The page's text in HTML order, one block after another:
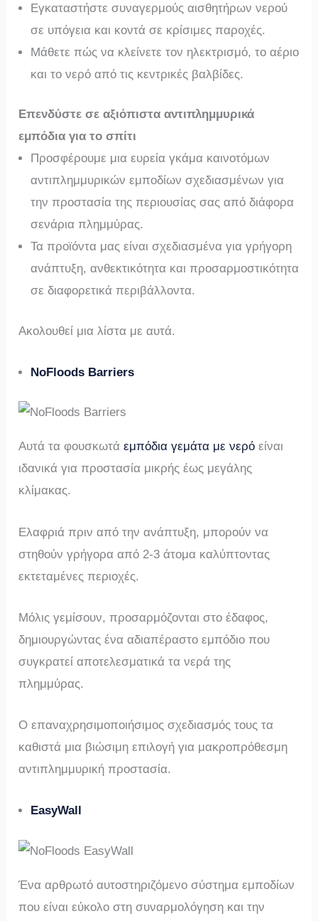
Εγκαταστήστε συναγερμούς αισθητήρων νερού
σε υπόγεια και κοντά σε κρίσιμες παροχές.
Μάθετε πώς να κλείνετε τον ηλεκτρισμό, το αέριο
και το νερό από τις κεντρικές βαλβίδες.
Επενδύστε σε αξιόπιστα αντιπλημμυρικά
εμπόδια για το σπίτι
Προσφέρουμε μια ευρεία γκάμα καινοτόμων
αντιπλημμυρικών εμποδίων σχεδιασμένων για
την προστασία της περιουσίας σας από διάφορα
σενάρια πλημμύρας.
Τα προϊόντα μας είναι σχεδιασμένα για γρήγορη
ανάπτυξη, ανθεκτικότητα και προσαρμοστικότητα
σε διαφορετικά περιβάλλοντα.
Ακολουθεί μια λίστα με αυτά.
NoFloods Barriers
Αυτά τα φουσκωτάεμπόδια γεμάτα με νερό είναι
ιδανικά για προστασία μικρής έως μεγάλης
κλίμακας.
Ελαφριά πριν από την ανάπτυξη, μπορούν να
στηθούν γρήγορα από 2-3 άτομα καλύπτοντας
εκτεταμένες περιοχές.
Μόλις γεμίσουν, προσαρμόζονται στο έδαφος,
δημιουργώντας ένα αδιαπέραστο εμπόδιο που
συγκρατεί αποτελεσματικά τα νερά της
πλημμύρας.
Ο επαναχρησιμοποιήσιμος σχεδιασμός τους τα
καθιστά μια βιώσιμη επιλογή για μακροπρόθεσμη
αντιπλημμυρική προστασία.
EasyWall
Ένα αρθρωτό αυτοστηριζόμενο σύστημα εμποδίων
που είναι εύκολο στη συναρμολόγηση και την